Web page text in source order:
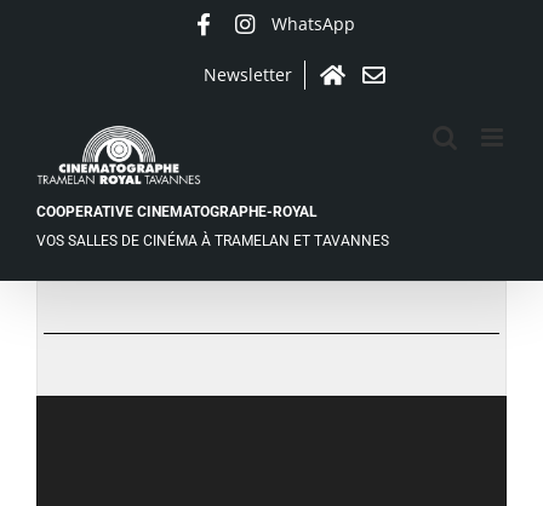
WhatsApp
Newsletter
AccueilContact
COOPERATIVE CINEMATOGRAPHE-ROYAL
VOS SALLES DE CINÉMA À TRAMELAN ET TAVANNES